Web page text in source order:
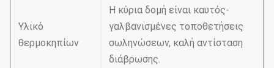
Υλικό
θερμοκηπίων
Η κύρια δομή είναι καυτός-
γαλβανισμένες τοποθετήσεις
σωληνώσεων, καλή αντίσταση
διάβρωσης.